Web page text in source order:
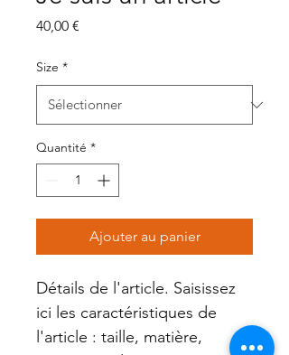
40,00 €
Size *
Quantité *
Ajouter au panier
Détails de l'article. Saisissez
ici les caractéristiques de
l'article : taille, matière,